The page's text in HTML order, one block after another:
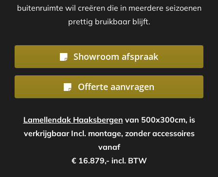
buitenruimte wil creëren die in meerdere seizoenen
prettig bruikbaar blijft.
Showroom afspraak
Offerte aanvragen
Lamellendak Haaksbergen van 500x300cm, is
verkrijgbaar Incl. montage, zonder accessoires
vanaf
€ 16.879,- incl. BTW